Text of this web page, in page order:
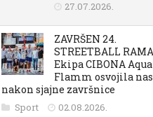
27.07.2026.
ZAVRŠEN 24.
STREETBALL
Ekipa CIBONA Aqua
Flamm osvojila
nakon sjajne završnice
Sport 02.08.2026.